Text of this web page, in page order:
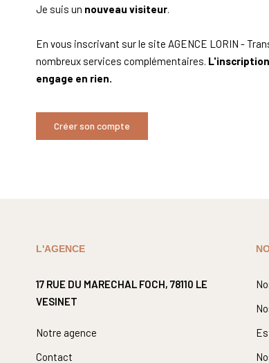
Je suis un nouveau visiteur.
En vous inscrivant sur le site AGENCE LORIN -
nombreux services complémentaires.
engage en rien.
Créer son compte
L'AGENCE
17 RUE DU MARECHAL FOCH, 78110 LE
VESINET
Notre agence
Contact